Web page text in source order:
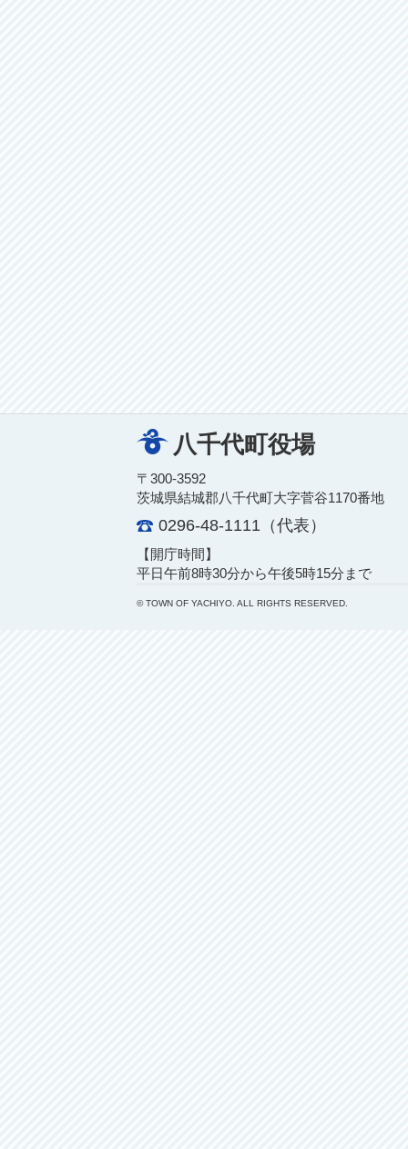
八千代町役場
〒300-3592
茨城県結城郡八千代町大字菅谷1170番地
0296-48-1111（代表）
【開庁時間】
平日午前8時30分から午後5時15分まで
© TOWN OF YACHIYO. ALL RIGHTS RESERVED.